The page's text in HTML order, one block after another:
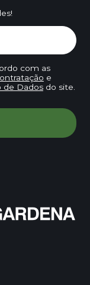
com as
e
de Dadosdo site.